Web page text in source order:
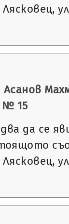
Лясковец,
№ 15
да се
Лясковец,